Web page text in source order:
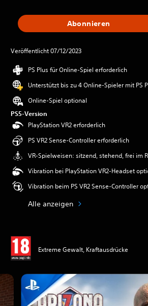
Abonnieren
Veröffentlicht 07/12/2023
PS Plus für Online-Spiel erforderlich
Unterstützt bis zu 4 Online-Spieler mit PS
Online-Spiel optional
PS5-Version
PlayStation VR2 erforderlich
PS VR2 Sense-Controller erforderlich
VR-Spielweisen: sitzend, stehend, frei im
Vibration bei PlayStation VR2-Headset
Vibration beim PS VR2 Sense-Controller
Alle anzeigen
Extreme Gewalt, Kraftausdrücke